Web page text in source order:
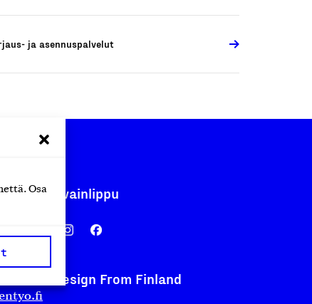
Osa
ja asennuspalvelut
Avainlippu
Design From Finland